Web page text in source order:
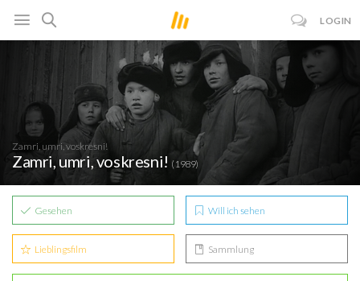
LOGIN
Zamri, umri, voskresni!
Zamri, umri, voskresni! (1989)
Gesehen Will ich sehen
Lieblingsfilm Sammlung